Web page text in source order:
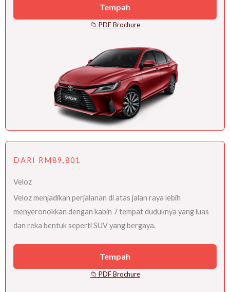
Tempah
📁 PDF Brochure
DARI RM89,801
Veloz
Veloz menjadikan perjalanan di atas jalan raya lebih
menyeronokkan dengan kabin 7 tempat duduknya yang luas
dan reka bentuk seperti SUV yang bergaya.
Tempah
📁 PDF Brochure